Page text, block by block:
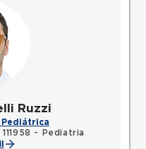
Ruzzi
111958 - Pediatria